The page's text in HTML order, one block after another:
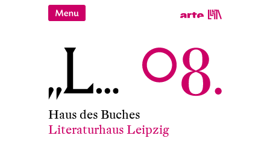
Haus des Buches
Literaturhaus Leipzig